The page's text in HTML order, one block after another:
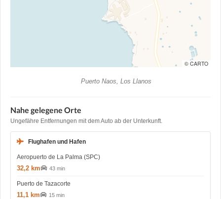
© CARTO
Puerto Naos, Los Llanos
Nahe gelegene Orte
Ungefähre Entfernungen mit dem Auto ab der Unterkunft.
Flughafen und Hafen
Aeropuerto de La Palma (SPC)
32,2 km 43 min
Puerto de Tazacorte
11,1 km 15 min